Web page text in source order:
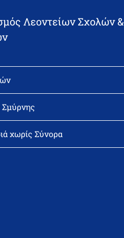
Λεοντείων Σχολών &
Σμύρνης
χωρίς Σύνορα